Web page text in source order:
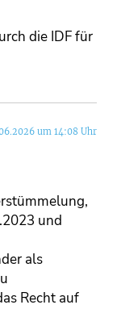
die IDF für
um 14:08 Uhr
und
als
Recht auf